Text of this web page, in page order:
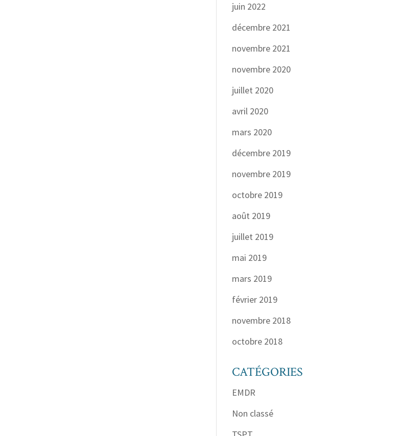
juin 2022
décembre 2021
novembre 2021
novembre 2020
juillet 2020
avril 2020
mars 2020
décembre 2019
novembre 2019
octobre 2019
août 2019
juillet 2019
mai 2019
mars 2019
février 2019
novembre 2018
octobre 2018
CATÉGORIES
EMDR
Non classé